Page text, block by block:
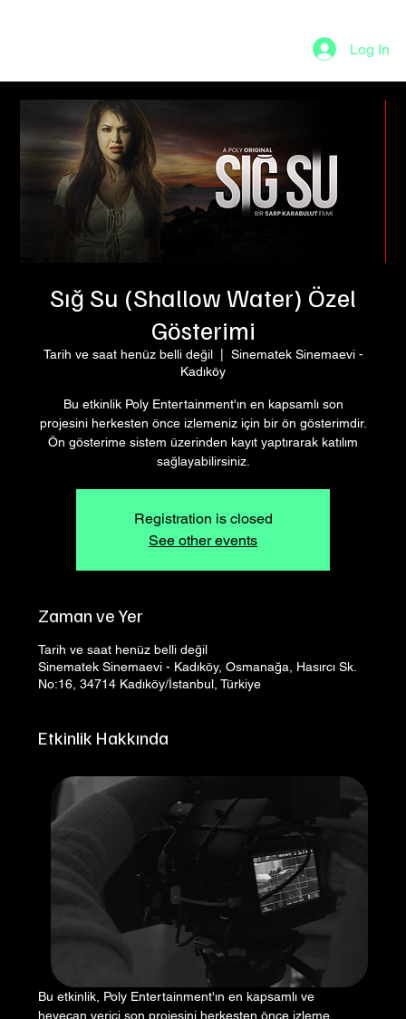
Log In
Sığ Su (Shallow Water) Özel
Gösterimi
Tarih ve saat henüz belli değil
  |
Sinematek Sinemaevi -
Kadıköy
Bu etkinlik Poly Entertainment'ın en kapsamlı son
projesini herkesten önce izlemeniz için bir ön gösterimdir.
Ön gösterime sistem üzerinden kayıt yaptırarak katılım
sağlayabilirsiniz.
Registration is closed
See other events
Zaman ve Yer
Tarih ve saat henüz belli değil
Sinematek Sinemaevi - Kadıköy, Osmanağa, Hasırcı Sk.
No:16, 34714 Kadıköy/İstanbul, Türkiye
Etkinlik Hakkında
Bu etkinlik, Poly Entertainment'ın en kapsamlı ve
heyecan verici son projesini herkesten önce izleme